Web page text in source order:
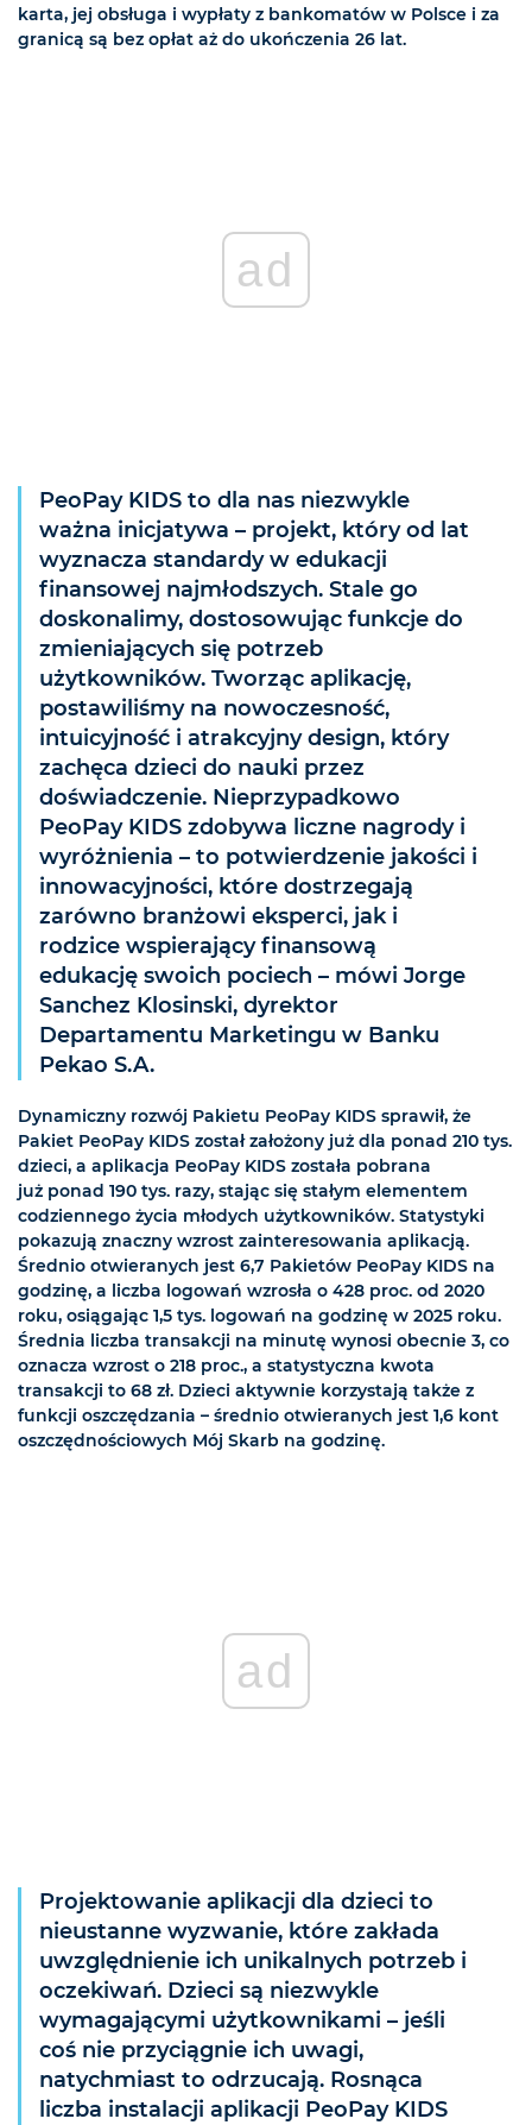
karta, jej obsługa i wypłaty z bankomatów w Polsce i za
granicą są bez opłat aż do ukończenia 26 lat.
ad
PeoPay KIDS to dla nas niezwykle
ważna inicjatywa – projekt, który od lat
wyznacza standardy w edukacji
finansowej najmłodszych. Stale go
doskonalimy, dostosowując funkcje do
zmieniających się potrzeb
użytkowników. Tworząc aplikację,
postawiliśmy na nowoczesność,
intuicyjność i atrakcyjny design, który
zachęca dzieci do nauki przez
doświadczenie. Nieprzypadkowo
PeoPay KIDS zdobywa liczne nagrody i
wyróżnienia – to potwierdzenie jakości i
innowacyjności, które dostrzegają
zarówno branżowi eksperci, jak i
rodzice wspierający finansową
edukację swoich pociech – mówi Jorge
Sanchez Klosinski, dyrektor
Departamentu Marketingu w Banku
Pekao S.A.
Dynamiczny rozwój Pakietu PeoPay KIDS sprawił, że
Pakiet PeoPay KIDS został założony już dla ponad 210 tys.
dzieci, a aplikacja PeoPay KIDS została pobrana
już ponad 190 tys. razy, stając się stałym elementem
codziennego życia młodych użytkowników. Statystyki
pokazują znaczny wzrost zainteresowania aplikacją.
Średnio otwieranych jest 6,7 Pakietów PeoPay KIDS na
godzinę, a liczba logowań wzrosła o 428 proc. od 2020
roku, osiągając 1,5 tys. logowań na godzinę w 2025 roku.
Średnia liczba transakcji na minutę wynosi obecnie 3, co
oznacza wzrost o 218 proc., a statystyczna kwota
transakcji to 68 zł. Dzieci aktywnie korzystają także z
funkcji oszczędzania – średnio otwieranych jest 1,6 kont
oszczędnościowych Mój Skarb na godzinę.
ad
Projektowanie aplikacji dla dzieci to
nieustanne wyzwanie, które zakłada
uwzględnienie ich unikalnych potrzeb i
oczekiwań. Dzieci są niezwykle
wymagającymi użytkownikami – jeśli
coś nie przyciągnie ich uwagi,
natychmiast to odrzucają. Rosnąca
liczba instalacji aplikacji PeoPay KIDS